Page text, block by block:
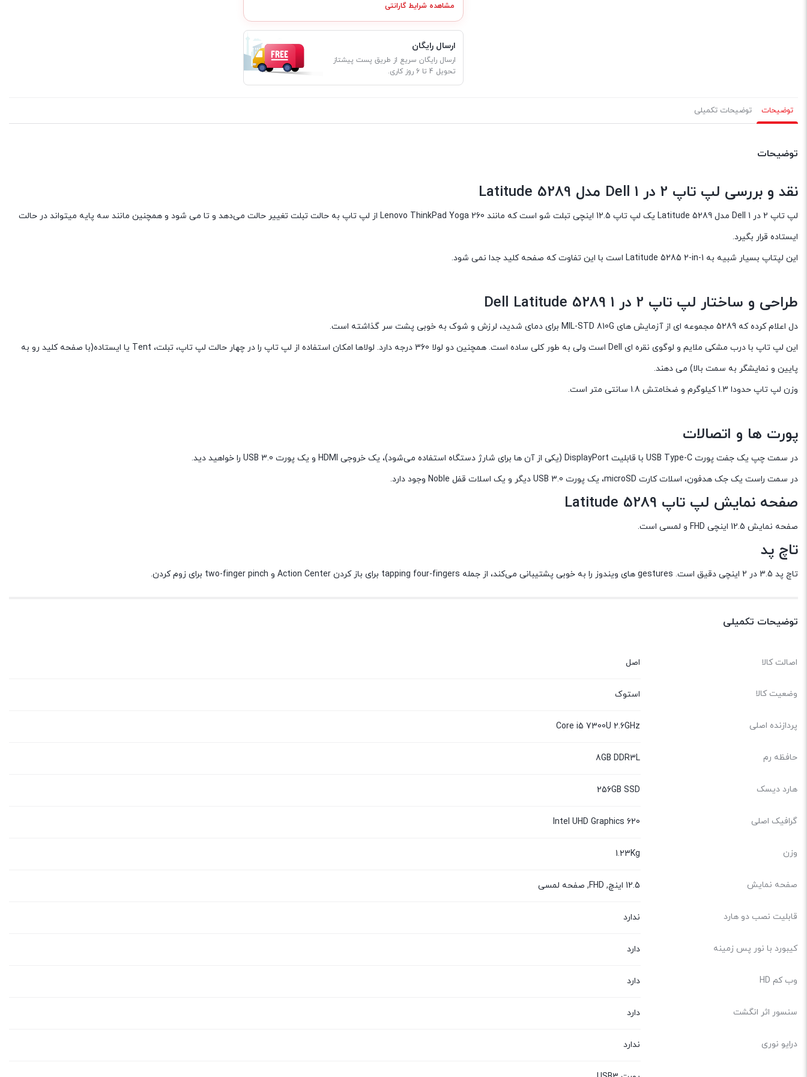
مشاهده شرایط گارانتی
ارسال رایگان
ارسال رایگان سریع از طریق پست پیشتاز
تحویل 4 تا 6 روز کاری.
توضیحات توضیحات تکمیلی
توضیحات
نقد و بررسی لپ تاپ 2 در 1 Dell مدل Latitude 5289
لپ تاپ 2 در 1 Dell مدل Latitude 5289 یک لپ تاپ 12.5 اینچی تبلت شو است که مانند Lenovo ThinkPad Yoga 260 از لپ تاپ به حالت تبلت تغییر حالت می‌دهد و تا می شود و همچنین مانند سه پایه میتواند در حالت
ایستاده قرار بگیرد.
این لپتاپ بسیار شبیه به Latitude 5285 2-in-1 است با این تفاوت که صفحه کلید جدا نمی شود.
طراحی و ساختار لپ تاپ 2 در 1 Dell Latitude 5289
دل اعلام کرده که 5289 مجموعه ای از آزمایش های MIL-STD 810G برای دمای شدید، لرزش و شوک به خوبی پشت سر گذاشته است.
این لپ تاپ با درب مشکی ملایم و لوگوی نقره ای Dell است ولی به طور کلی ساده است. همچنین دو لولا 360 درجه دارد. لولاها امکان استفاده از لپ تاپ را در چهار حالت لپ تاپ، تبلت، Tent یا ایستاده(با صفحه کلید رو به
پایین و نمایشگر به سمت بالا) می دهند.
وزن لپ تاپ حدودا 1.3 کیلوگرم و ضخامتش 1.8 سانتی متر است.
پورت ها و اتصالات
در سمت چپ یک جفت پورت USB Type-C با قابلیت DisplayPort (یکی از آن ها برای شارژ دستگاه استفاده می‌شود)، یک خروجی HDMI و یک پورت USB 3.0 را خواهید دید.
در سمت راست یک جک هدفون، اسلات کارت microSD، یک پورت USB 3.0 دیگر و یک اسلات قفل Noble وجود دارد.
صفحه نمایش لپ تاپ Latitude 5289
صفحه نمایش 12.5 اینچی FHD و لمسی است.
تاچ پد
تاچ پد 3.5 در 2 اینچی دقیق است. gestures های ویندوز را به خوبی پشتیبانی می‌کند، از جمله tapping four-fingers برای باز کردن Action Center و two-finger pinch برای زوم کردن.
توضیحات تکمیلی
اصالت کالا اصل
وضعیت کالا استوک
پردازنده اصلی Core i5 7300U 2.6GHz
حافظه رم 8GB DDR3L
هارد دیسک 256GB SSD
گرافیک اصلی Intel UHD Graphics 620
وزن 1.23Kg
صفحه نمایش 12.5 اینچ, FHD, صفحه لمسی
قابلیت نصب دو هارد ندارد
کیبورد با نور پس زمینه دارد
وب کم HD دارد
سنسور اثر انگشت دارد
درایو نوری ندارد